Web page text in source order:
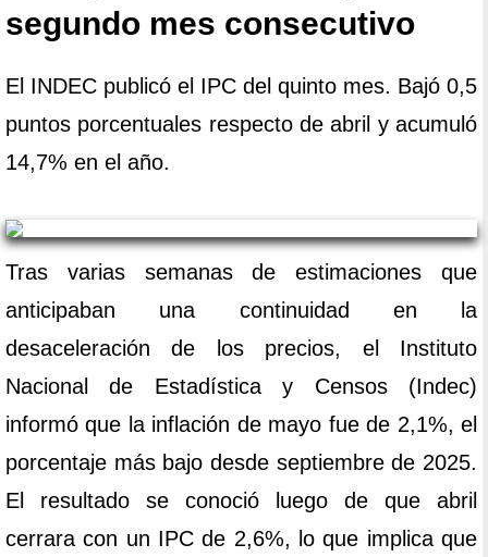
segundo mes consecutivo
El INDEC publicó el IPC del quinto mes. Bajó 0,5
puntos porcentuales respecto de abril y acumuló
14,7% en el año.
Tras varias semanas de estimaciones que
anticipaban una continuidad en la
desaceleración de los precios, el Instituto
Nacional de Estadística y Censos (Indec)
informó que la inflación de mayo fue de 2,1%, el
porcentaje más bajo desde septiembre de 2025.
El resultado se conoció luego de que abril
cerrara con un IPC de 2,6%, lo que implica que